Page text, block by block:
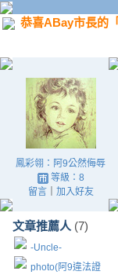
恭喜ABay市長的
鳳彩翎：阿9公然侮辱
等級：8
留言｜ 加入好友
文章推薦人 (7)
-Uncle-
photo(阿9違法證